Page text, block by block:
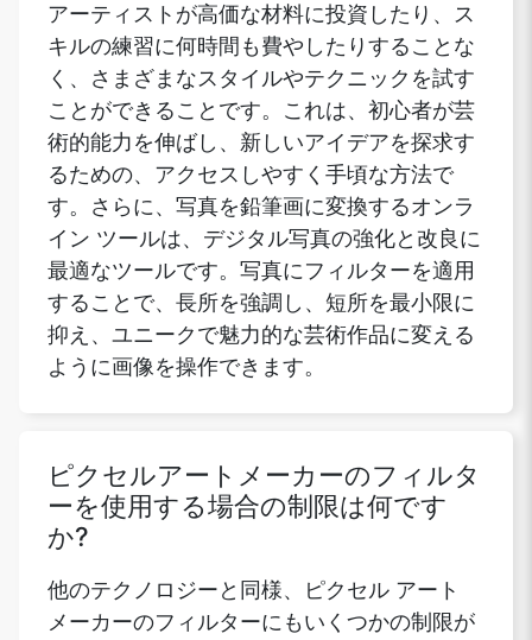
アーティストが高価な材料に投資したり、ス
キルの練習に何時間も費やしたりすることな
く、さまざまなスタイルやテクニックを試す
ことができることです。これは、初心者が芸
術的能力を伸ばし、新しいアイデアを探求す
るための、アクセスしやすく手頃な方法で
す。さらに、写真を鉛筆画に変換するオンラ
イン ツールは、デジタル写真の強化と改良に
最適なツールです。写真にフィルターを適用
することで、長所を強調し、短所を最小限に
抑え、ユニークで魅力的な芸術作品に変える
ように画像を操作できます。
ピクセルアートメーカーのフィルタ
ーを使用する場合の制限は何です
か?
他のテクノロジーと同様、ピクセル アート
メーカーのフィルターにもいくつかの制限が